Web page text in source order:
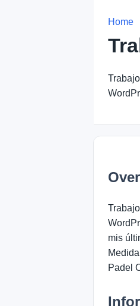
Home
mis
Padel